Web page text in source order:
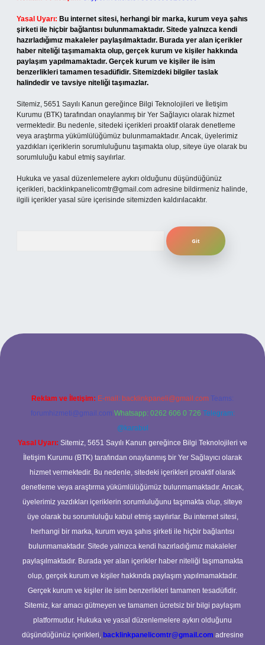
Yasal Uyarı: Bu internet sitesi, herhangi bir marka, kurum veya şahıs
şirketi ile hiçbir bağlantısı bulunmamaktadır. Sitede yalnızca kendi
hazırladığımız makaleler paylaşılmaktadır. Burada yer alan içerikler
haber niteliği taşımamakta olup, gerçek kurum ve kişiler hakkında
paylaşım yapılmamaktadır. Gerçek kurum ve kişiler ile isim
benzerlikleri tamamen tesadüfidir. Sitemizdeki bilgiler taslak
halindedir ve tavsiye niteliği taşımazlar.
Sitemiz, 5651 Sayılı Kanun gereğince Bilgi Teknolojileri ve İletişim
Kurumu (BTK) tarafından onaylanmış bir Yer Sağlayıcı olarak hizmet
vermektedir. Bu nedenle, sitedeki içerikleri proaktif olarak denetleme
veya araştırma yükümlülüğümüz bulunmamaktadır. Ancak, üyelerimiz
yazdıkları içeriklerin sorumluluğunu taşımakta olup, siteye üye olarak bu
sorumluluğu kabul etmiş sayılırlar.
Hukuka ve yasal düzenlemelere aykırı olduğunu düşündüğünüz
içerikleri, backlinkpanelicomtr@gmail.com adresine bildirmeniz halinde,
ilgili içerikler yasal süre içerisinde sitemizden kaldırılacaktır.
yeni giriş adresi
Reklam ve İletişim: E-mail: backlinkpaneli@gmail.com Teams:
forumhizmeti@gmail.com Whatsapp: 0262 606 0 726 Telegram:
@karabul
Yasal Uyarı: Sitemiz, 5651 Sayılı Kanun gereğince Bilgi Teknolojileri ve
İletişim Kurumu (BTK) tarafından onaylanmış bir Yer Sağlayıcı olarak
hizmet vermektedir. Bu nedenle, sitedeki içerikleri proaktif olarak
denetleme veya araştırma yükümlülüğümüz bulunmamaktadır. Ancak,
üyelerimiz yazdıkları içeriklerin sorumluluğunu taşımakta olup, siteye
üye olarak bu sorumluluğu kabul etmiş sayılırlar. Bu internet sitesi,
herhangi bir marka, kurum veya şahıs şirketi ile hiçbir bağlantısı
bulunmamaktadır. Sitede yalnızca kendi hazırladığımız makaleler
paylaşılmaktadır. Burada yer alan içerikler haber niteliği taşımamakta
olup, gerçek kurum ve kişiler hakkında paylaşım yapılmamaktadır.
Gerçek kurum ve kişiler ile isim benzerlikleri tamamen tesadüfidir.
Sitemiz, kar amacı gütmeyen ve tamamen ücretsiz bir bilgi paylaşım
platformudur. Hukuka ve yasal düzenlemelere aykırı olduğunu
düşündüğünüz içerikleri, backlinkpanelicomtr@gmail.com adresine